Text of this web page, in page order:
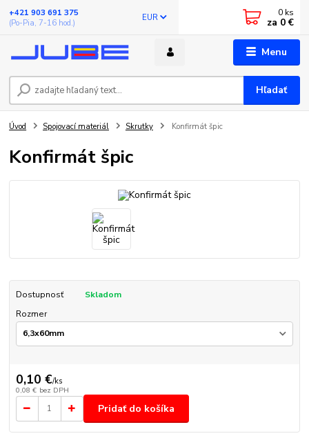
Menu
EUR
Hľadať
+421 903 691 375
(Po-Pia, 7-16 hod.)
0 ks
za 0 €
Úvod Spojovací materiál Skrutky Konfirmát špic
Konfirmát špic
Dostupnosť
Skladom
Rozmer
0,10 €/ks
0,08 € bez DPH
Pridať do košíka